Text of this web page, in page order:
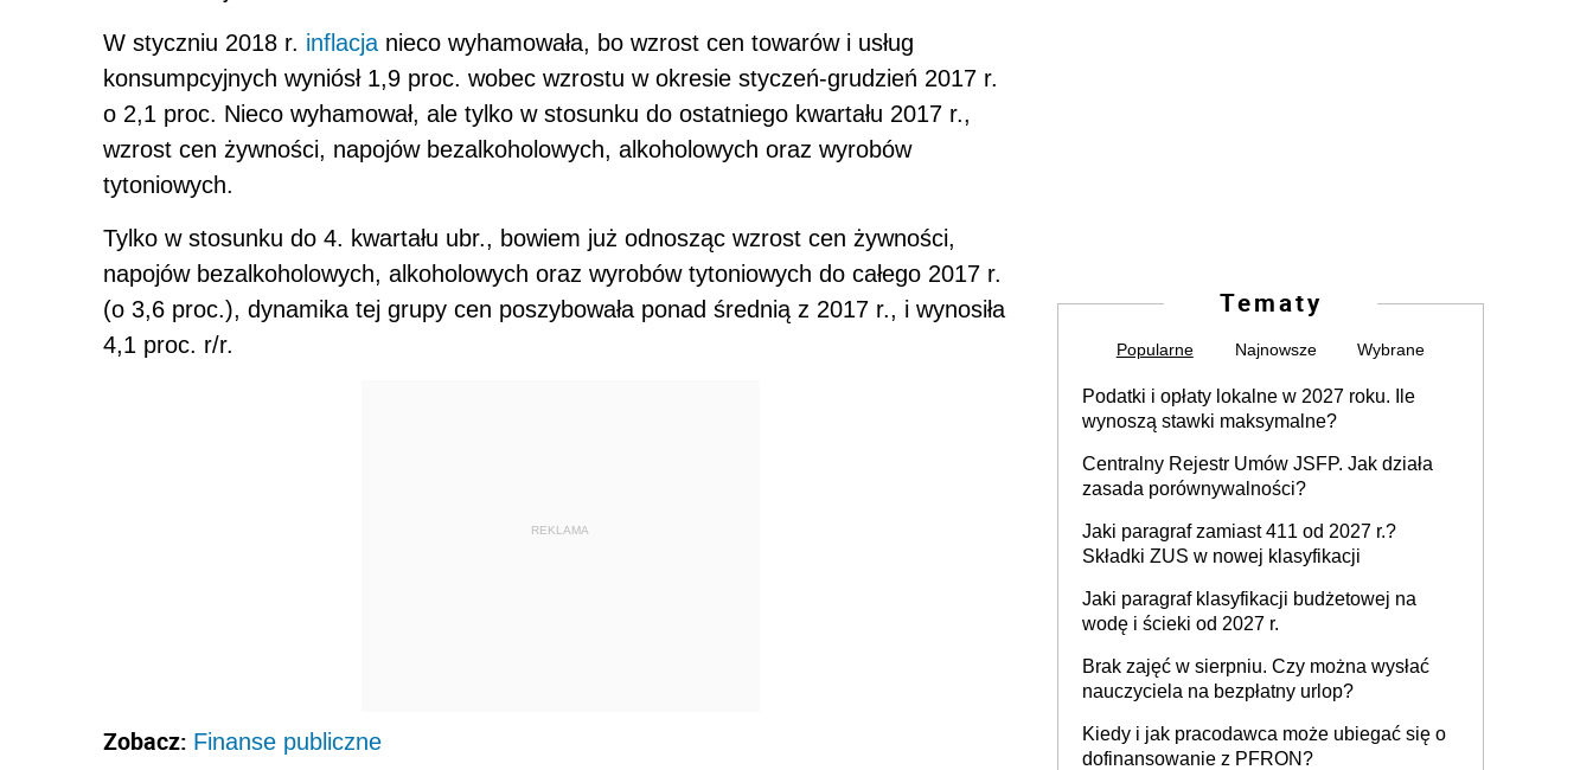
W styczniu 2018 r. inflacja nieco wyhamowała, bo wzrost cen towarów i usług
konsumpcyjnych wyniósł 1,9 proc. wobec wzrostu w okresie styczeń-grudzień 2017 r.
o 2,1 proc. Nieco wyhamował, ale tylko w stosunku do ostatniego kwartału 2017 r.,
wzrost cen żywności, napojów bezalkoholowych, alkoholowych oraz wyrobów
tytoniowych.
Tylko w stosunku do 4. kwartału ubr., bowiem już odnosząc wzrost cen żywności,
napojów bezalkoholowych, alkoholowych oraz wyrobów tytoniowych do całego 2017 r.
(o 3,6 proc.), dynamika tej grupy cen poszybowała ponad średnią z 2017 r., i wynosiła
4,1 proc. r/r.
REKLAMA
Zobacz: Finanse publiczne
Tematy
Popularne Najnowsze Wybrane
Podatki i opłaty lokalne w 2027 roku. Ile
wynoszą stawki maksymalne?
Centralny Rejestr Umów JSFP. Jak działa
zasada porównywalności?
Jaki paragraf zamiast 411 od 2027 r.?
Składki ZUS w nowej klasyfikacji
Jaki paragraf klasyfikacji budżetowej na
wodę i ścieki od 2027 r.
Brak zajęć w sierpniu. Czy można wysłać
nauczyciela na bezpłatny urlop?
Kiedy i jak pracodawca może ubiegać się o
dofinansowanie z PFRON?